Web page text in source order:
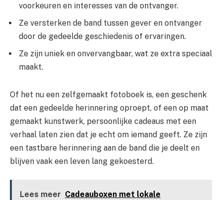
voorkeuren en interesses van de ontvanger.
Ze versterken de band tussen gever en ontvanger
door de gedeelde geschiedenis of ervaringen.
Ze zijn uniek en onvervangbaar, wat ze extra speciaal
maakt.
Of het nu een zelfgemaakt fotoboek is, een geschenk
dat een gedeelde herinnering oproept, of een op maat
gemaakt kunstwerk, persoonlijke cadeaus met een
verhaal laten zien dat je echt om iemand geeft. Ze zijn
een tastbare herinnering aan de band die je deelt en
blijven vaak een leven lang gekoesterd.
Lees meer Cadeauboxen met lokale